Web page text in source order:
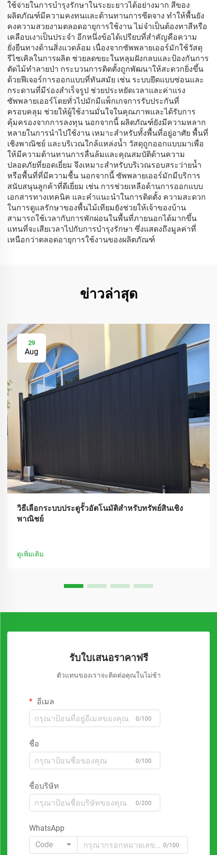
ใช้จ่ายในการบำรุงรักษาในระยะยาวได้อย่างมาก สีของ
ผลิตภัณฑ์มีความคงทนและต้านทานการซีดจาง ทำให้พื้นยัง
คงความสวยงามตลอดอายุการใช้งาน ไม่จำเป็นต้องทาสีหรือ
เคลือบเงาเป็นประจำ อีกหนึ่งข้อได้เปรียบที่สำคัญคือความ
ยั่งยืนทางด้านสิ่งแวดล้อม เนื่องจากซัพพลายเออร์มักใช้วัสดุ
รีไซเคิลในการผลิต ช่วยลดขยะในหลุมฝังกลบและป้องกันการ
ตัดไม้ทำลายป่า กระบวนการติดตั้งถูกพัฒนาให้สะดวกยิ่งขึ้น
ด้วยฟีเจอร์การออกแบบที่ทันสมัย เช่น ระบบยึดแบบซ่อนและ
กระดานที่มีร่องสำเร็จรูป ช่วยประหยัดเวลาและค่าแรง
ซัพพลายเออร์โดยทั่วไปมักมีแพ็กเกจการรับประกันที่
ครอบคลุม ช่วยให้ผู้ใช้งานมั่นใจในคุณภาพและได้รับการ
คุ้มครองจากการลงทุน นอกจากนี้ ผลิตภัณฑ์ยังมีความหลาก
หลายในการนำไปใช้งาน เหมาะสำหรับทั้งพื้นที่อยู่อาศัย พื้นที่
เชิงพาณิชย์ และบริเวณใกล้แหล่งน้ำ วัสดุถูกออกแบบมาเพื่อ
ให้มีความต้านทานการลื่นล้มและคุณสมบัติด้านความ
ปลอดภัยที่ยอดเยี่ยม จึงเหมาะสำหรับบริเวณรอบสระว่ายน้ำ
หรือพื้นที่ที่มีความชื้น นอกจากนี้ ซัพพลายเออร์มักมีบริการ
สนับสนุนลูกค้าที่ดีเยี่ยม เช่น การช่วยเหลือด้านการออกแบบ
เอกสารทางเทคนิค และคำแนะนำในการติดตั้ง ความสะดวก
ในการดูแลรักษาของพื้นไม้เทียมยังช่วยให้เจ้าของบ้าน
สามารถใช้เวลากับการพักผ่อนในพื้นที่ภายนอกได้มากขึ้น
แทนที่จะเสียเวลาไปกับการบำรุงรักษา ซึ่งแสดงถึงมูลค่าที่
เหนือกว่าตลอดอายุการใช้งานของผลิตภัณฑ์
ข่าวล่าสุด
29
Aug
วิธีเลือกระบบประตูรั้วอัตโนมัติสำหรับทรัพย์สินเชิง
พาณิชย์
ดูเพิ่มเติม
รับใบเสนอราคาฟรี
ตัวแทนของเราจะติดต่อคุณในไม่ช้า
อีเมล
0/100
ชื่อ
0/100
ชื่อบริษัท
0/200
WhatsApp
Code
0/100